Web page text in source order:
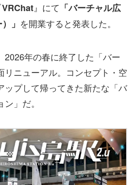
VRChat』にて 「バーチャル広
」 を開業すると発表した。
2026年の春に終了した「バー
リニューアル。コンセプト・空
ップして帰ってきた新たな「バ
」だ。